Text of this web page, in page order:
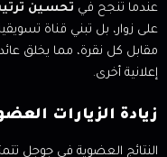
عندما تنجح في تحسين
على زوار، بل تبني قناة
مقابل كل نقرة، مما يخلق
إعلانية أخرى.
زيادة الزيارات
النتائج العضوية في جوجل